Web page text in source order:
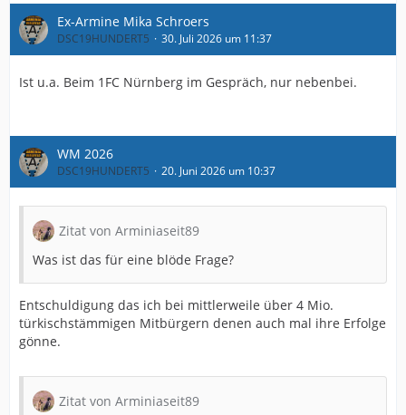
Ex-Armine Mika Schroers
DSC19HUNDERT5 30. Juli 2026 um 11:37
Ist u.a. Beim 1FC Nürnberg im Gespräch, nur nebenbei.
WM 2026
DSC19HUNDERT5 20. Juni 2026 um 10:37
Zitat von Arminiaseit89
Was ist das für eine blöde Frage?
Entschuldigung das ich bei mittlerweile über 4 Mio.
türkischstämmigen Mitbürgern denen auch mal ihre Erfolge
gönne.
Zitat von Arminiaseit89